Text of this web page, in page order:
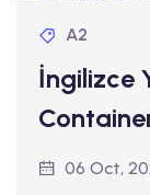
A2
İngilizce
06 Oct,